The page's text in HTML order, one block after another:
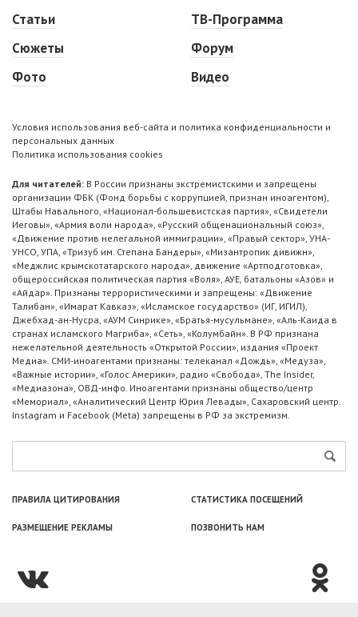
Статьи
Сюжеты
Фото
ТВ-Программа
Форум
Видео
Условия использования веб-сайта и политика конфиденциальности и
персональных данных
Политика использования cookies
Для читателей: В России признаны экстремистскими и запрещены
организации ФБК (Фонд борьбы с коррупцией, признан иноагентом),
Штабы Навального, «Национал-большевистская партия», «Свидетели
Иеговы», «Армия воли народа», «Русский общенациональный союз»,
«Движение против нелегальной иммиграции», «Правый сектор», УНА-
УНСО, УПА, «Тризуб им. Степана Бандеры», «Мизантропик дивижн»,
«Меджлис крымскотатарского народа», движение «Артподготовка»,
общероссийская политическая партия «Воля», АУЕ, батальоны «Азов» и
«Айдар». Признаны террористическими и запрещены: «Движение
Талибан», «Имарат Кавказ», «Исламское государство» (ИГ, ИГИЛ),
Джебхад-ан-Нусра, «АУМ Синрике», «Братья-мусульмане», «Аль-Каида в
странах исламского Магриба», «Сеть», «Колумбайн». В РФ признана
нежелательной деятельность «Открытой России», издания «Проект
Медиа». СМИ-иноагентами признаны: телеканал «Дождь», «Медуза»,
«Важные истории», «Голос Америки», радио «Свобода», The Insider,
«Медиазона», ОВД-инфо. Иноагентами признаны общество/центр
«Мемориал», «Аналитический Центр Юрия Левады», Сахаровский центр.
Instagram и Facebook (Metа) запрещены в РФ за экстремизм.
ПРАВИЛА ЦИТИРОВАНИЯ СТАТИСТИКА ПОСЕЩЕНИЙ
РАЗМЕЩЕНИЕ РЕКЛАМЫ ПОЗВОНИТЬ НАМ